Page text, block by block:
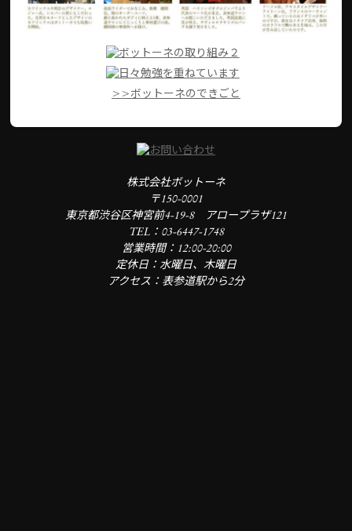
>>ボットーネのできごと
株式会社ボットーネ
〒150-0001
東京都渋谷区神宮前4-19-8 アロープラザ121
TEL：03-6447-1748
営業時間：12:00-20:00
定休日：水曜日、木曜日
アクセス：表参道駅から2分